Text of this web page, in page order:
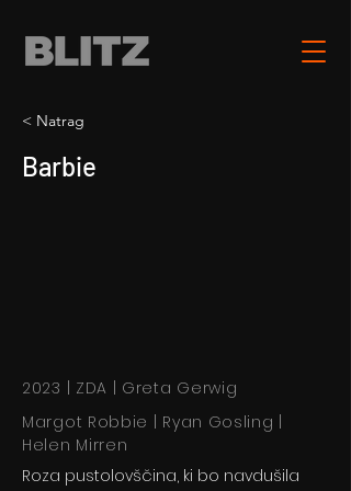
< Natrag
Barbie
2023 | ZDA | Greta Gerwig
Margot Robbie | Ryan Gosling |
Helen Mirren
Roza pustolovščina, ki bo navdušila